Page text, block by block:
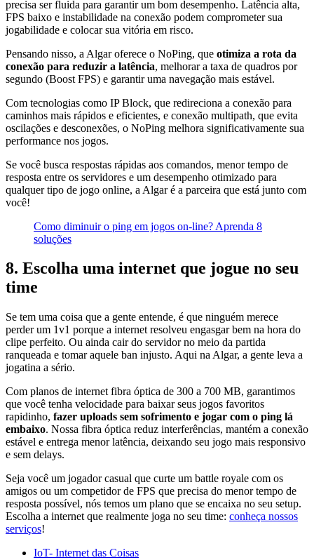
precisa ser fluida para garantir um bom desempenho. Latência alta,
FPS baixo e instabilidade na conexão podem comprometer sua
jogabilidade e colocar sua vitória em risco.
Pensando nisso, a Algar oferece o NoPing, que otimiza a rota da
conexão para reduzir a latência, melhorar a taxa de quadros por
segundo (Boost FPS) e garantir uma navegação mais estável.
Com tecnologias como IP Block, que redireciona a conexão para
caminhos mais rápidos e eficientes, e conexão multipath, que evita
oscilações e desconexões, o NoPing melhora significativamente sua
performance nos jogos.
Se você busca respostas rápidas aos comandos, menor tempo de
resposta entre os servidores e um desempenho otimizado para
qualquer tipo de jogo online, a Algar é a parceira que está junto com
você!
Como diminuir o ping em jogos on-line? Aprenda 8
soluções
8. Escolha uma internet que jogue no seu
time
Se tem uma coisa que a gente entende, é que ninguém merece
perder um 1v1 porque a internet resolveu engasgar bem na hora do
clipe perfeito. Ou ainda cair do servidor no meio da partida
ranqueada e tomar aquele ban injusto. Aqui na Algar, a gente leva a
jogatina a sério.
Com planos de internet fibra óptica de 300 a 700 MB, garantimos
que você tenha velocidade para baixar seus jogos favoritos
rapidinho, fazer uploads sem sofrimento e jogar com o ping lá
embaixo. Nossa fibra óptica reduz interferências, mantém a conexão
estável e entrega menor latência, deixando seu jogo mais responsivo
e sem delays.
Seja você um jogador casual que curte um battle royale com os
amigos ou um competidor de FPS que precisa do menor tempo de
resposta possível, nós temos um plano que se encaixa no seu setup.
Escolha a internet que realmente joga no seu time: conheça nossos
serviços!
IoT- Internet das Coisas